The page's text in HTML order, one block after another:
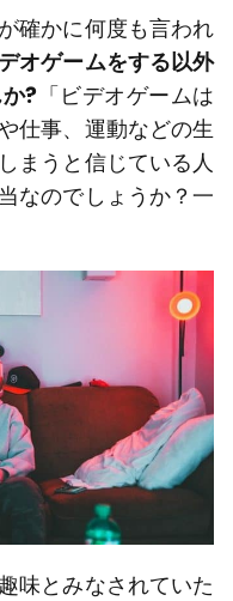
確かに何度も言われ
オゲームをする以外
? 「ビデオゲームは
仕事、運動などの生
まうと信じている人
なのでしょうか？一
味とみなされていた